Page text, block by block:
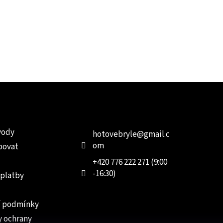
podmínky
ochrany
hotovebryle@gmail.c
om
+420 776 222 271 (9:00
-16:30)